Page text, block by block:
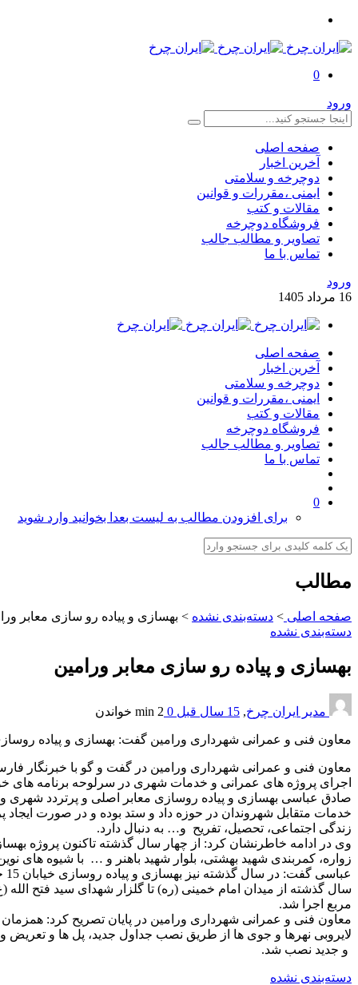
0
ورود
صفحه اصلی
آخرین اخبار
دوچرخه و سلامتی
ایمنی ،مقررات و قوانین
مقالات و کتب
فروشگاه دوچرخه
تصاویر و مطالب جالب
تماس با ما
ورود
16 مرداد 1405
صفحه اصلی
آخرین اخبار
دوچرخه و سلامتی
ایمنی ،مقررات و قوانین
مقالات و کتب
فروشگاه دوچرخه
تصاویر و مطالب جالب
تماس با ما
0
برای افزودن مطالب به لیست بعدا بخوانید وارد شوید
مطالب
صفحه اصلی > دسته‌بندی نشده > بهسازی و پیاده رو سازی معابر
دسته‌بندی نشده
بهسازی و پیاده رو سازی معابر ورامین
مدیر ایران چرخ, 15 سال قبل 0
2 min خواندن
معاون فنی و عمرانی شهرداری ورامین گفت: بهسازی و پیاده روسازی،
معاون فنی و عمرانی شهرداری ورامین در گفت و گو با خبرنگار
اجرای پروژه های عمرانی و خدمات شهری در سرلوحه برنامه های
صادق عباسی بهسازی و پیاده روسازی معابر اصلی و پرتردد شهری
خدمات متقابل شهروندان در حوزه داد و ستد بوده و در صورت
زندگی اجتماعی، تحصیل، تفریح و… به دنبال دارد.
زواره، کمربندی شهید بهشتی، بلوار شهید باهنر و … با شیوه های
سال گذشته از میدان امام خمینی (ره) تا گلزار شهدای سید فتح
مربع اجرا شد.
معاون فنی و عمرانی شهرداری ورامین در پایان تصریح کرد:
لایروبی نهرها و جوی ها از طریق نصب جداول جدید، پل ها و تعریض و
و جدید نصب شد.
دسته‌بندی نشده